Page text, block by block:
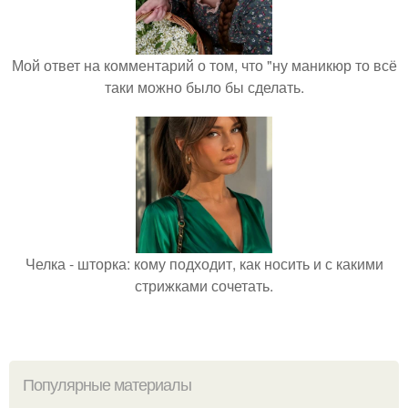
Мой ответ на комментарий о том, что "ну маникюр то всё
таки можно было бы сделать.
Челка - шторка: кому подходит, как носить и с какими
стрижками сочетать.
Популярные материалы